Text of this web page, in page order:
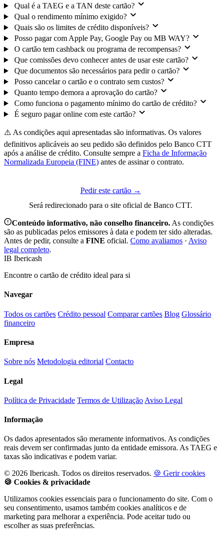
Qual é a TAEG e a TAN deste cartão?
Qual o rendimento mínimo exigido?
Quais são os limites de crédito disponíveis?
Posso pagar com Apple Pay, Google Pay ou MB WAY?
O cartão tem cashback ou programa de recompensas?
Que comissões devo conhecer antes de usar este cartão?
Que documentos são necessários para pedir o cartão?
Posso cancelar o cartão e o contrato sem custos?
Quanto tempo demora a aprovação do cartão?
Como funciona o pagamento mínimo do cartão de crédito?
É seguro pagar online com este cartão?
⚠️ As condições aqui apresentadas são informativas. Os valores
definitivos aplicáveis ao seu pedido são definidos pelo Banco CTT
após a análise de crédito. Consulte sempre a Ficha de Informação
Normalizada Europeia (FINE) antes de assinar o contrato.
Pedir este cartão →
Será redirecionado para o site oficial de Banco CTT.
Conteúdo informativo, não conselho financeiro. As condições
são as publicadas pelos emissores à data e podem ter sido alteradas.
Antes de pedir, consulte a FINE oficial. Como avaliamos · Aviso
legal completo.
IB Ibericash
Encontre o cartão de crédito ideal para si
Navegar
Todos os cartões Crédito pessoal Comparar cartões Blog Glossário
financeiro
Empresa
Sobre nós Metodologia editorial Contacto
Legal
Política de Privacidade Termos de Utilização Aviso Legal
Informação
Os dados apresentados são meramente informativos. As condições
reais devem ser confirmadas junto da entidade emissora. As TAEG e
taxas são indicativas e podem variar.
© 2026 Ibericash. Todos os direitos reservados. 🍪 Gerir cookies
🍪 Cookies & privacidade
Utilizamos cookies essenciais para o funcionamento do site. Com o
seu consentimento, usamos também cookies analíticos e de
marketing para melhorar a experiência. Pode aceitar tudo ou
escolher as suas preferências.